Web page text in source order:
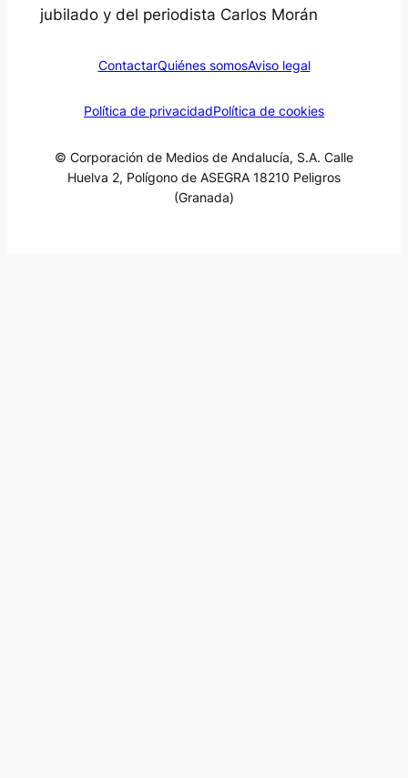
jubilado y del periodista Carlos Morán
ContactarQuiénes somosAviso legal
Política de privacidadPolítica de cookies
© Corporación de Medios de Andalucía, S.A. Calle
Huelva 2, Polígono de ASEGRA 18210 Peligros
(Granada)